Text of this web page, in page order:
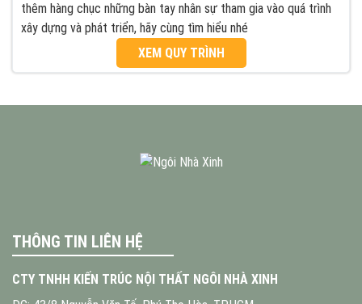
thêm hàng chục những bàn tay nhân sự tham gia vào quá trình
xây dựng và phát triển, hãy cùng tìm hiểu nhé
XEM QUY TRÌNH
THÔNG TIN LIÊN HỆ
CTY TNHH KIẾN TRÚC NỘI THẤT NGÔI NHÀ XINH